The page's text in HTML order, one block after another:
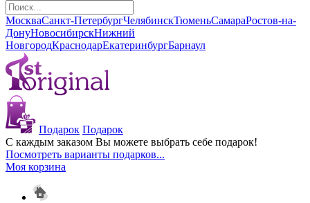
МоскваСанкт-ПетербургЧелябинскТюменьСамараРостов-на-
ДонуНовосибирскНижний
НовгородКраснодарЕкатеринбургБарнаул
Подарок Подарок
С каждым заказом Вы можете выбрать себе подарок!
Посмотреть варианты подарков...
Моя корзина